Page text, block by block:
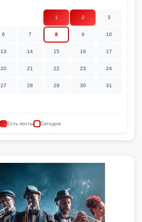
1 2 3
6 7 8 9 10
13 14 15 16 17
20 21 22 23 24
27 28 29 30 31
Есть посты Сегодня